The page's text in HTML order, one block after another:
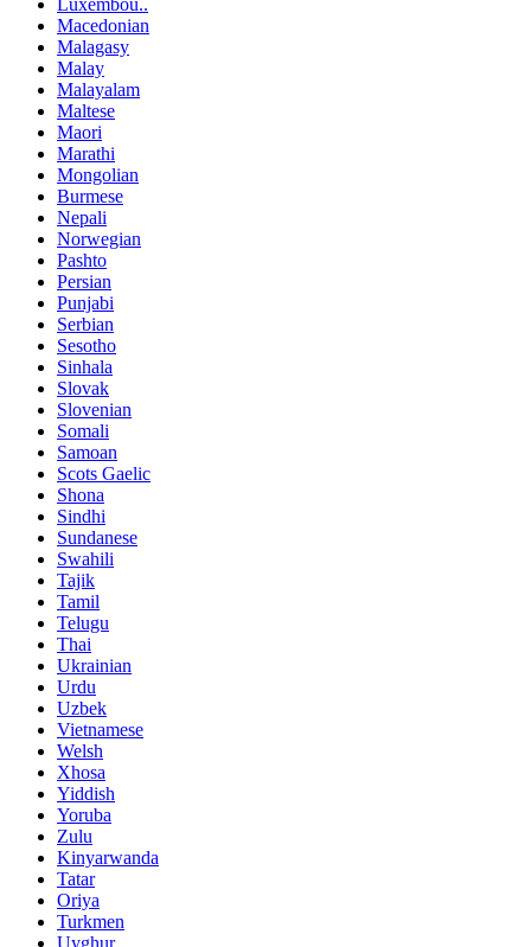
Luxembou..
Macedonian
Malagasy
Malay
Malayalam
Maltese
Maori
Marathi
Mongolian
Burmese
Nepali
Norwegian
Pashto
Persian
Punjabi
Serbian
Sesotho
Sinhala
Slovak
Slovenian
Somali
Samoan
Scots Gaelic
Shona
Sindhi
Sundanese
Swahili
Tajik
Tamil
Telugu
Thai
Ukrainian
Urdu
Uzbek
Vietnamese
Welsh
Xhosa
Yiddish
Yoruba
Zulu
Kinyarwanda
Tatar
Oriya
Turkmen
Uyghur